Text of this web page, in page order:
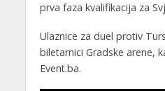
prva faza kvalifikacija za
Ulaznice za duel protiv
biletarnici Gradske arene,
Event.ba.